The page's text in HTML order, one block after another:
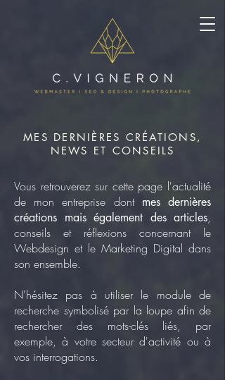
MES DERNIÈRES CRÉATIONS,
NEWS ET CONSEILS
Vous retrouverez sur cette page l'actualité
de mon entreprise dont mes dernières
créations mais également des articles,
conseils et réflexions concernant le
Webdesign et le Marketing Digital dans
son ensemble.
N'hésitez pas à utiliser le module de
recherche symbolisé par la loupe afin de
rechercher des mots-clés liés, par
exemple, à votre secteur d'activité ou à
vos interrogations.